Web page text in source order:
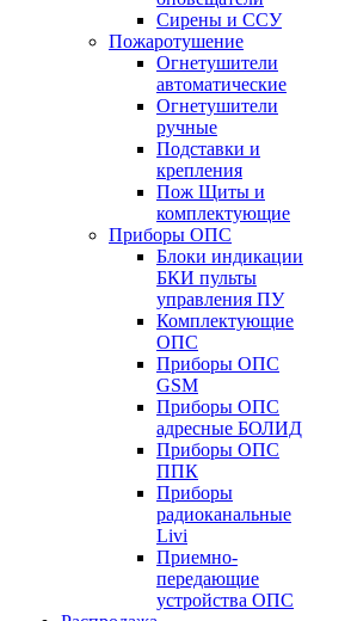
Сирены и ССУ
Пожаротушение
Огнетушители
автоматические
Огнетушители
ручные
Подставки и
крепления
Пож Щиты и
комплектующие
Приборы ОПС
Блоки индикации
БКИ пульты
управления ПУ
Комплектующие
ОПС
Приборы ОПС
GSM
Приборы ОПС
адресные БОЛИД
Приборы ОПС
ППК
Приборы
радиоканальные
Livi
Приемно-
передающие
устройства ОПС